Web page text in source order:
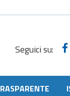
Seguici su: